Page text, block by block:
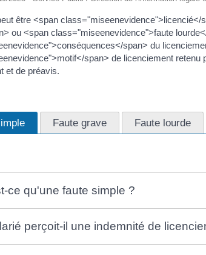
être <span
ou <span class="miseenevidence">faute
span> du
span> de licenciement
et de préavis.
Faute grave Faute lourde
ce qu'une faute simple ?
perçoit-il une indemnité de